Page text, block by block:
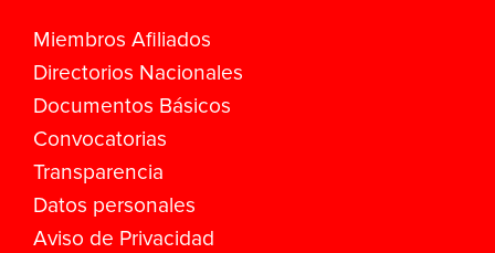
Miembros Afiliados
Directorios Nacionales
Documentos Básicos
Convocatorias
Transparencia
Datos personales
Aviso de Privacidad